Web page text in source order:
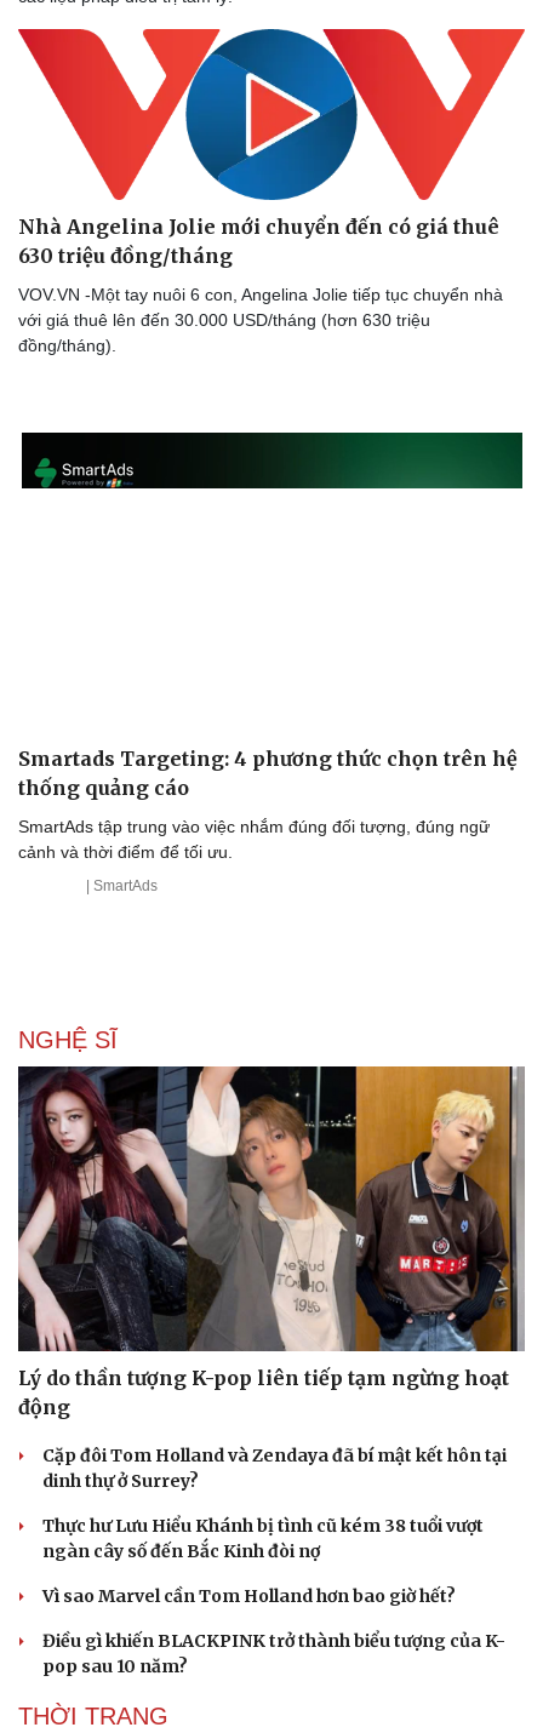
Văn hóa
Âm nhạc
Di sản
Sao Việt
Du lịch
Tư vấn
Săn Tour
Podcast
Câu chuyện thời sự
Kể chuyện cho bé
Nhà Angelina Jolie mới chuyển đến có giá thuê
630 triệu đồng/tháng
VOV.VN -Một tay nuôi 6 con, Angelina Jolie tiếp tục chuyển nhà
với giá thuê lên đến 30.000 USD/tháng (hơn 630 triệu
đồng/tháng).
Smartads Targeting: 4 phương thức chọn trên hệ
thống quảng cáo
SmartAds tập trung vào việc nhắm đúng đối tượng, đúng ngữ
cảnh và thời điểm để tối ưu.
| SmartAds
NGHỆ SĨ
Lý do thần tượng K-pop liên tiếp tạm ngừng hoạt
động
Cặp đôi Tom Holland và Zendaya đã bí mật kết hôn tại
dinh thự ở Surrey?
Thực hư Lưu Hiểu Khánh bị tình cũ kém 38 tuổi vượt
ngàn cây số đến Bắc Kinh đòi nợ
Vì sao Marvel cần Tom Holland hơn bao giờ hết?
Điều gì khiến BLACKPINK trở thành biểu tượng của K-
pop sau 10 năm?
THỜI TRANG